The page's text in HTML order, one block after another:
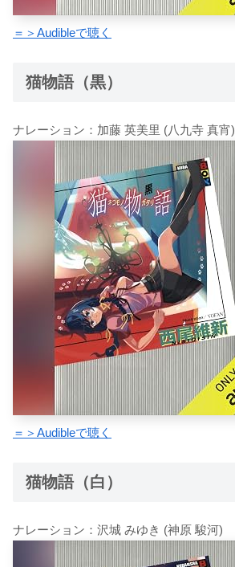
＝＞Audibleで聴く
猫物語（黒）
ナレーション：加藤 英美里 (八九寺 真宵)
＝＞Audibleで聴く
猫物語（白）
ナレーション：沢城 みゆき (神原 駿河)